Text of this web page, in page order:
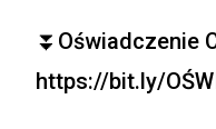
⏬Oświadczenie
https://bit.ly/